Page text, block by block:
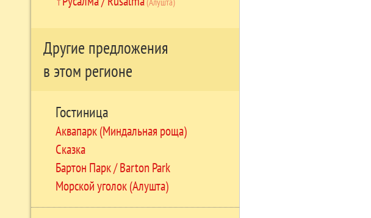
Другие предложения
в этом регионе
Гостиница
Аквапарк (Миндальная роща)
Сказка
Бартон Парк / Barton Park
Морской уголок (Алушта)